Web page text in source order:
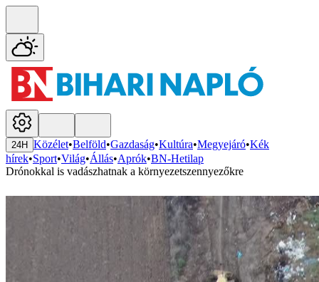
24H Közélet•Belföld•Gazdaság•Kultúra•Megyejáró•Kék
hírek•Sport•Világ•Állás•Aprók•BN-Hetilap
Drónokkal is vadászhatnak a környezetszennyezőkre